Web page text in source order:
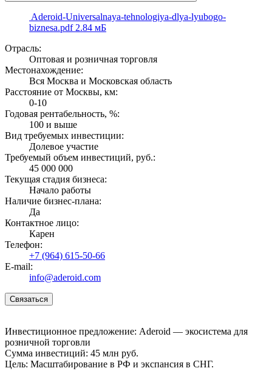
Aderoid-Universalnaya-tehnologiya-dlya-lyubogo-
biznesa.pdf 2.84 мБ
Отрасль:
Оптовая и розничная торговля
Местонахождение:
Вся Москва и Московская область
Расстояние от Москвы, км:
0-10
Годовая рентабельность, %:
100 и выше
Вид требуемых инвестиции:
Долевое участие
Требуемый объем инвестиций, руб.:
45 000 000
Текущая стадия бизнеса:
Начало работы
Наличие бизнес-плана:
Да
Контактное лицо:
Карен
Телефон:
+7 (964) 615-50-66
E-mail:
info@aderoid.com
Связаться
Инвестиционное предложение: Aderoid — экосистема для
розничной торговли
Сумма инвестиций: 45 млн руб.
Цель: Масштабирование в РФ и экспансия в СНГ.